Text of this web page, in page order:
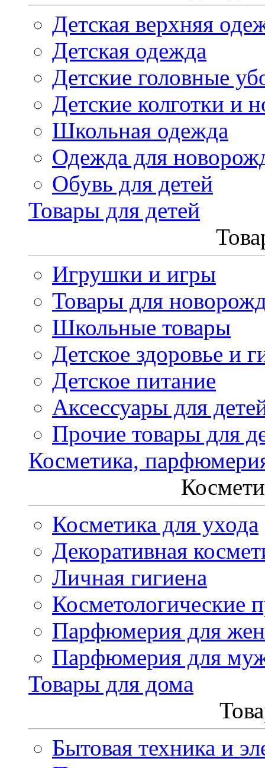
Детская верхняя
Детская одежда
Детские головные
Детские колготки и
Школьная одежда
Одежда для
Обувь для детей
Товары для детей
Игрушки и игры
Товары для
Школьные товары
Детское здоровье и
Детское питание
Аксессуары для
Прочие товары для
Косметика,
Косметика для ухода
Декоративная
Личная гигиена
Косметологические
Парфюмерия для
Парфюмерия для
Товары для дома
Бытовая техника и